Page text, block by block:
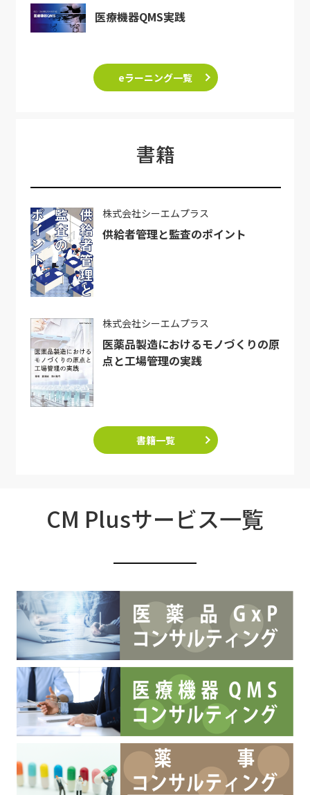
医療機器QMS実践
eラーニング一覧
書籍
株式会社シーエムプラス
供給者管理と監査のポイント
株式会社シーエムプラス
医薬品製造におけるモノづくりの原
点と工場管理の実践
書籍一覧
CM Plusサービス一覧